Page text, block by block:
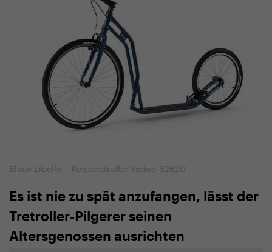
Blaue Libelle – Reisetretroller Yedoo S2620
Es ist nie zu spät anzufangen, lässt der
Tretroller-Pilgerer seinen
Altersgenossen ausrichten